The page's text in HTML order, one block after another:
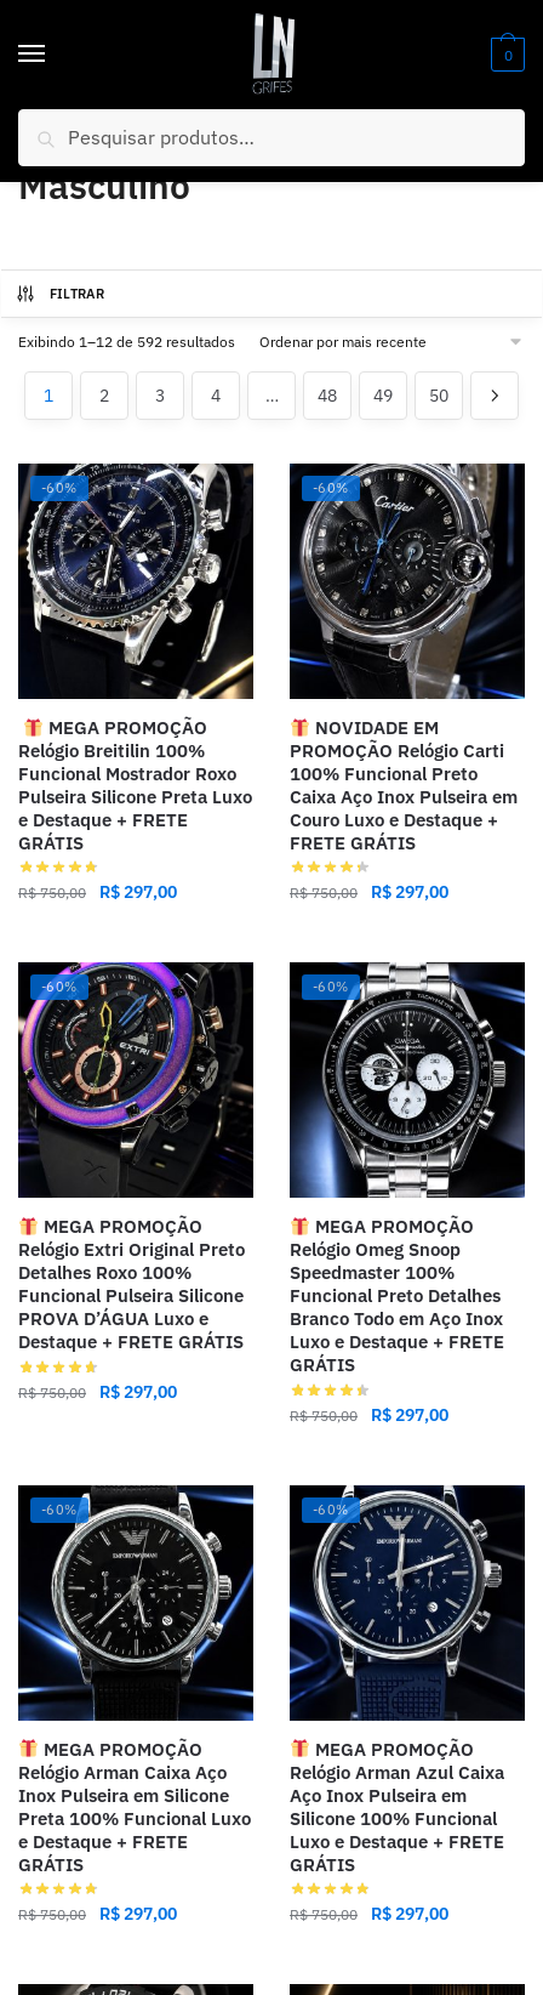
0
Início Relógios / Masculino
Masculino
FILTRAR
Exibindo 1–12 de 592 resultados
1 2 3 4 … 48 49 50
-60%
MEGA PROMOÇÃO
Relógio Breitilin 100%
Funcional Mostrador Roxo
Pulseira Silicone Preta Luxo
e Destaque + FRETE
GRÁTIS
R$750,00 R$297,00
-60%
NOVIDADE EM
PROMOÇÃO Relógio Carti
100% Funcional Preto
Caixa Aço Inox Pulseira em
Couro Luxo e Destaque +
FRETE GRÁTIS
R$750,00 R$297,00
-60%
MEGA PROMOÇÃO
Relógio Extri Original Preto
Detalhes Roxo 100%
Funcional Pulseira Silicone
PROVA D’ÁGUA Luxo e
Destaque + FRETE GRÁTIS
R$750,00 R$297,00
-60%
MEGA PROMOÇÃO
Relógio Omeg Snoop
Speedmaster 100%
Funcional Preto Detalhes
Branco Todo em Aço Inox
Luxo e Destaque + FRETE
GRÁTIS
R$750,00 R$297,00
-60%
MEGA PROMOÇÃO
Relógio Arman Caixa Aço
Inox Pulseira em Silicone
Preta 100% Funcional Luxo
e Destaque + FRETE
GRÁTIS
R$750,00 R$297,00
-60%
MEGA PROMOÇÃO
Relógio Arman Azul Caixa
Aço Inox Pulseira em
Silicone 100% Funcional
Luxo e Destaque + FRETE
GRÁTIS
R$750,00 R$297,00